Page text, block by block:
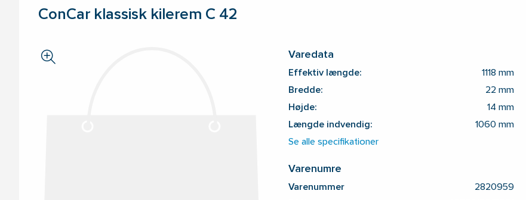
ConCar klassisk kilerem C 42
Varedata
Effektiv længde: 1118 mm
Bredde: 22 mm
Højde: 14 mm
Længde indvendig: 1060 mm
Se alle specifikationer
Varenumre
Varenummer 2820959